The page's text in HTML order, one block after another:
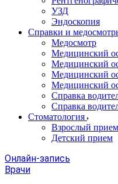
УЗД
Эндоскопия
Справки и
Медосмотр
Медицинский
Медицинский
Медицинский
Медицинский
Справка
Справка
Стоматология
Взрослый прием
Детский прием
Онлайн-запись
Врачи